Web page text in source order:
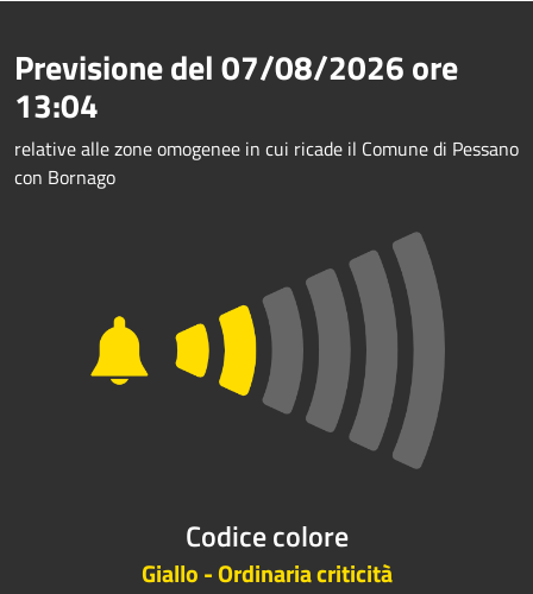
Previsione del07/08/2026ore
13:04
relative alle zone omogenee in cui ricade il Comune di Pessano
con Bornago
Codice colore
Giallo - Ordinaria criticità